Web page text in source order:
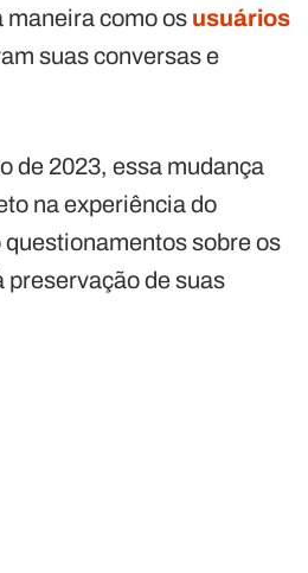
como os usuários
suas conversas e
de 2023, essa mudança
na experiência do
sobre os
preservação de suas